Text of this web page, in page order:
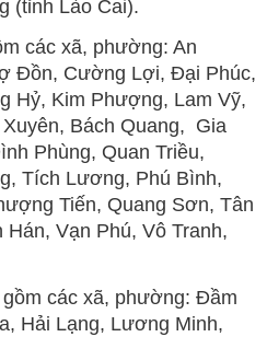
(tỉnh Lào Cai).
các xã, phường: An
Đồn, Cường Lợi, Đại Phúc,
Hỷ, Kim Phượng, Lam Vỹ,
Bách Quang, Gia
Phùng, Quan Triều,
Tích Lương, Phú Bình,
Tiến, Quang Sơn, Tân
Vạn Phú, Vô Tranh,
các xã, phường: Đầm
Hải Lạng, Lương Minh,